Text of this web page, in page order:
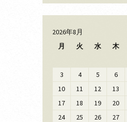
2026年8月
月
火 水 木
3
4 5 6
10
11 12 13
17
18 19 20
24
25 26 27